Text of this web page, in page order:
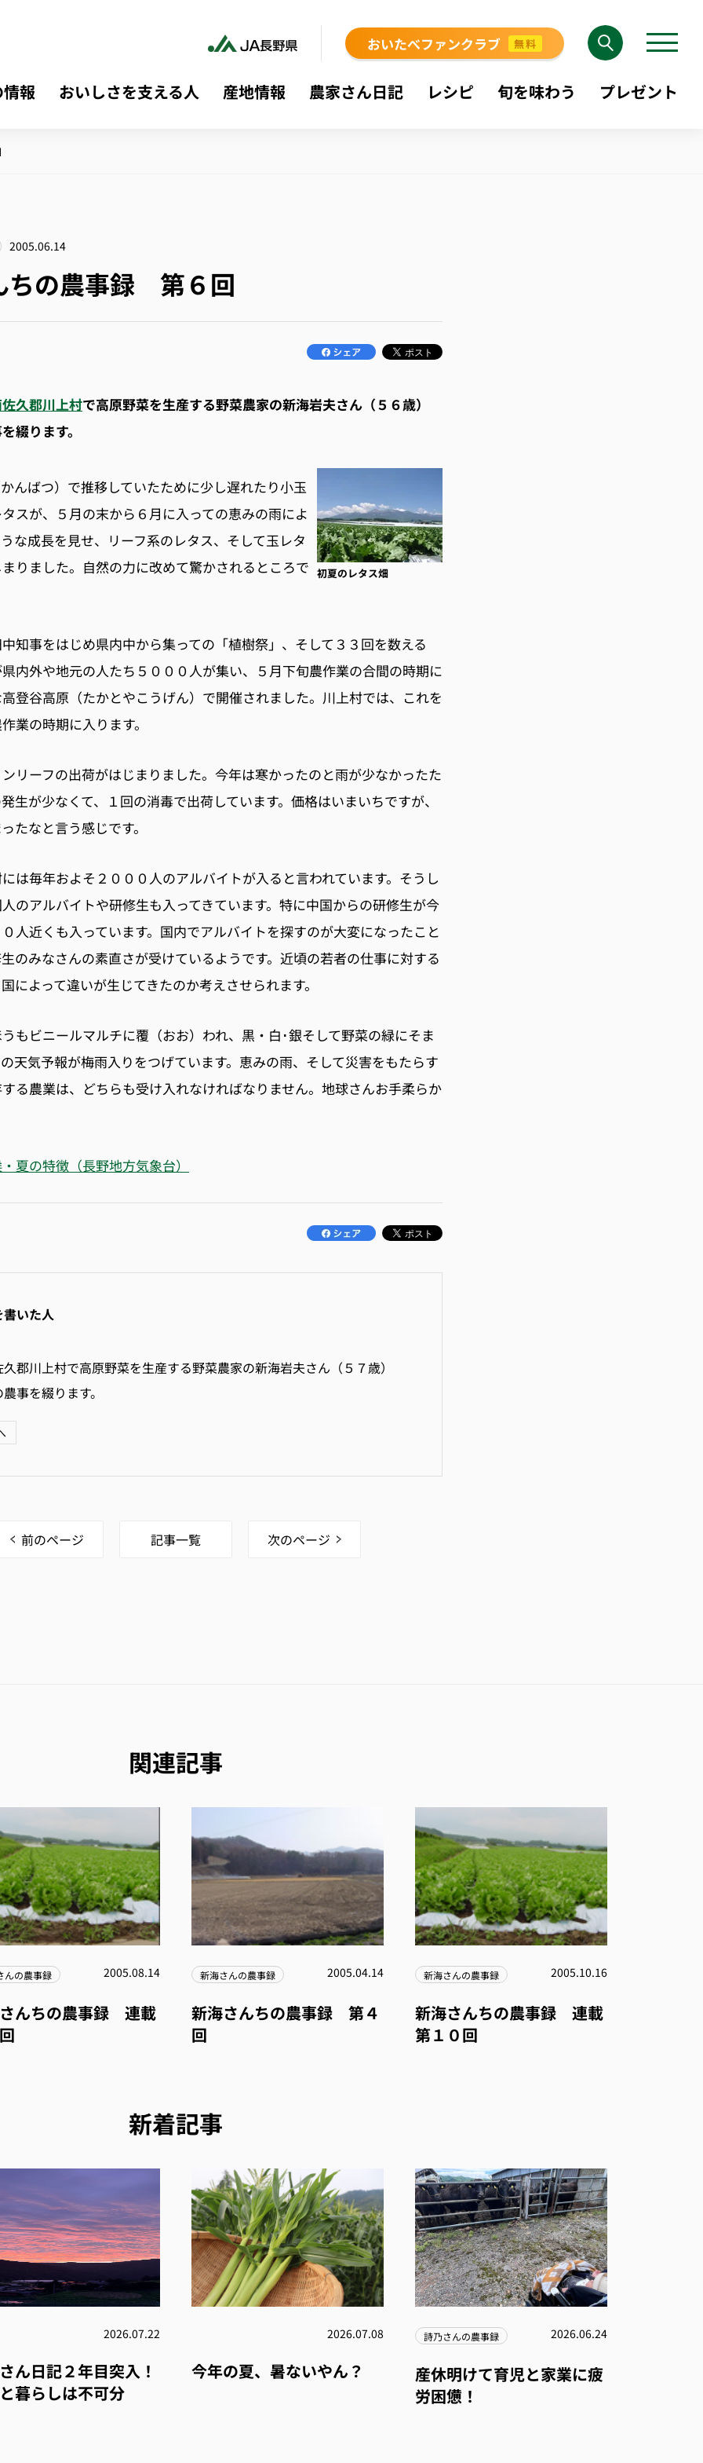
おいたべファンクラブ 無料
報 おいしさを支える人 産地情報 農家さん日記 レシピ 旬を味わう プレゼント
2005.06.14
ちの農事録 第６回
久郡川上村で高原野菜を生産する野菜農家の新海岩夫さん（５６歳）
綴ります。
初夏のレタス畑
んばつ）で推移していたために少し遅れたり小玉
スが、５月の末から６月に入っての恵みの雨によ
な成長を見せ、リーフ系のレタス、そして玉レタ
りました。自然の力に改めて驚かされるところで
知事をはじめ県内中から集っての「植樹祭」、そして３３回を数える
内外や地元の人たち５０００人が集い、５月下旬農作業の合間の時期に
登谷高原（たかとやこうげん）で開催されました。川上村では、これを
業の時期に入ります。
リーフの出荷がはじまりました。今年は寒かったのと雨が少なかったた
生が少なくて、１回の消毒で出荷しています。価格はいまいちですが、
たなと言う感じです。
は毎年およそ２０００人のアルバイトが入ると言われています。そうし
のアルバイトや研修生も入ってきています。特に中国からの研修生が今
人近くも入っています。国内でアルバイトを探すのが大変になったこと
のみなさんの素直さが受けているようです。近頃の若者の仕事に対する
によって違いが生じてきたのか考えさせられます。
もビニールマルチに覆（おお）われ、黒・白･銀そして野菜の緑にそま
天気予報が梅雨入りをつげています。恵みの雨、そして災害をもたらす
る農業は、どちらも受け入れなければなりません。地球さんお手柔らか
夏の特徴（長野地方気象台）
いた人
久郡川上村で高原野菜を生産する野菜農家の新海岩夫さん（５７歳）
事を綴ります。
前のページ 記事一覧 次のページ
関連記事
んの農事録 2005.08.14
んちの農事録 連載
新海さんの農事録 2005.04.14
新海さんちの農事録 第４
回
新海さんの農事録 2005.10.16
新海さんちの農事録 連載
第１０回
新着記事
2026.07.22
ん日記２年目突入！
暮らしは不可分
2026.07.08
今年の夏、暑ないやん？
詩乃さんの農事録 2026.06.24
産休明けて育児と家業に疲
労困憊！